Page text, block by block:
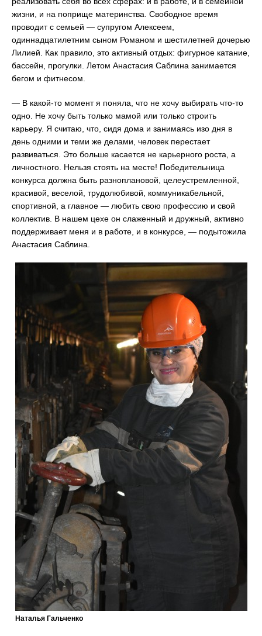
жизни, и на поприще материнства. Свободное время
проводит с семьей — супругом Алексеем,
одиннадцатилетним сыном Романом и шестилетней дочерью
Лилией. Как правило, это активный отдых: фигурное катание,
бассейн, прогулки. Летом Анастасия Саблина занимается
бегом и фитнесом.
— В какой-то момент я поняла, что не хочу выбирать что-то
одно. Не хочу быть только мамой или только строить
карьеру. Я считаю, что, сидя дома и занимаясь изо дня в
день одними и теми же делами, человек перестает
развиваться. Это больше касается не карьерного роста, а
личностного. Нельзя стоять на месте! Победительница
конкурса должна быть разноплановой, целеустремленной,
красивой, веселой, трудолюбивой, коммуникабельной,
спортивной, а главное — любить свою профессию и свой
коллектив. В нашем цехе он слаженный и дружный, активно
поддерживает меня и в работе, и в конкурсе, — подытожила
Анастасия Саблина.
Наталья Гальченко